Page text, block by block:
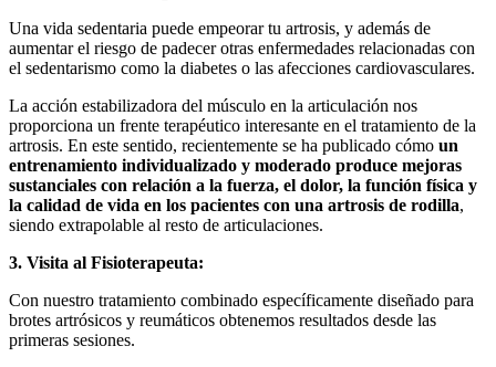
Una vida sedentaria puede empeorar tu artrosis, y además de
aumentar el riesgo de padecer otras enfermedades relacionadas con
el sedentarismo como la diabetes o las afecciones cardiovasculares.
La acción estabilizadora del músculo en la articulación nos
proporciona un frente terapéutico interesante en el tratamiento de la
artrosis. En este sentido, recientemente se ha publicado cómo un
entrenamiento individualizado y moderado produce mejoras
sustanciales con relación a la fuerza, el dolor, la función física y
la calidad de vida en los pacientes con una artrosis de rodilla,
siendo extrapolable al resto de articulaciones.
3. Visita al Fisioterapeuta:
Con nuestro tratamiento combinado específicamente diseñado para
brotes artrósicos y reumáticos obtenemos resultados desde las
primeras sesiones.